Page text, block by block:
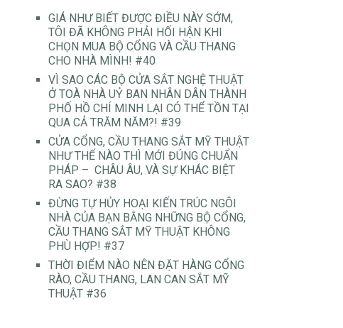
GIÁ NHƯ BIẾT ĐƯỢC ĐIỀU NÀY SỚM,
TÔI ĐÃ KHÔNG PHẢI HỐI HẬN KHI
CHỌN MUA BỘ CỔNG VÀ CẦU THANG
CHO NHÀ MÌNH! #40
VÌ SAO CÁC BỘ CỬA SẮT NGHỆ THUẬT
Ở TOÀ NHÀ UỶ BAN NHÂN DÂN THÀNH
PHỐ HỒ CHÍ MINH LẠI CÓ THỂ TỒN TẠI
QUA CẢ TRĂM NĂM?! #39
CỬA CỔNG, CẦU THANG SẮT MỸ THUẬT
NHƯ THẾ NÀO THÌ MỚI ĐÚNG CHUẨN
PHÁP – CHÂU ÂU, VÀ SỰ KHÁC BIỆT
RA SAO? #38
ĐỪNG TỰ HỦY HOẠI KIẾN TRÚC NGÔI
NHÀ CỦA BẠN BẰNG NHỮNG BỘ CỔNG,
CẦU THANG SẮT MỸ THUẬT KHÔNG
PHÙ HỢP! #37
THỜI ĐIỂM NÀO NÊN ĐẶT HÀNG CỔNG
RÀO, CẦU THANG, LAN CAN SẮT MỸ
THUẬT #36